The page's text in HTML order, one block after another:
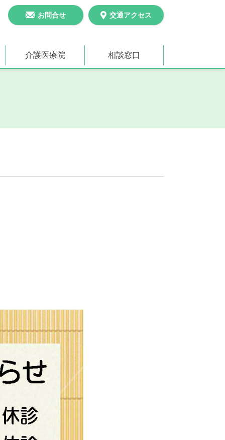
お問合せ 交通アクセス
介護医療院 相談窓口